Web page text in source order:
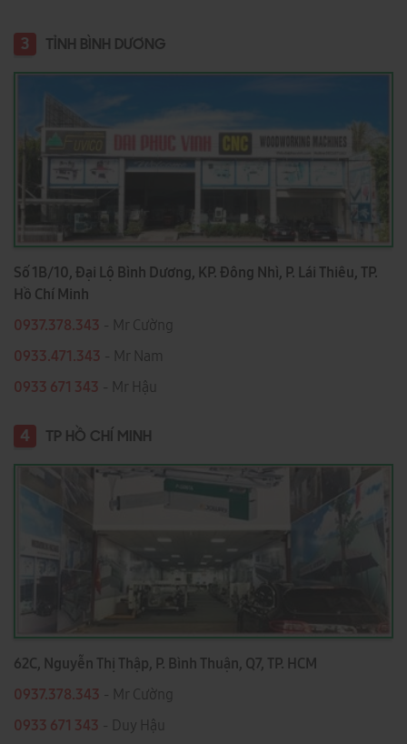
3 TỈNH BÌNH DƯƠNG
Số 1B/10, Đại Lộ Bình Dương, KP. Đông Nhì, P. Lái Thiêu, TP.
Hồ Chí Minh
0937.378.343 - Mr Cường
0933.471.343 - Mr Nam
0933 671 343 - Mr Hậu
4 TP HỒ CHÍ MINH
62C, Nguyễn Thị Thập, P. Bình Thuận, Q7, TP. HCM
0937.378.343 - Mr Cường
0933 671 343 - Duy Hậu